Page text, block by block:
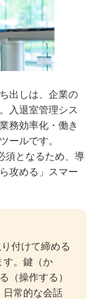
出しは、企業の
入退室管理シス
務効率化・働き
ールです。
須となるため、導
攻める」スマー
付けて締める
す。鍵（か
（操作する）
日常的な会話